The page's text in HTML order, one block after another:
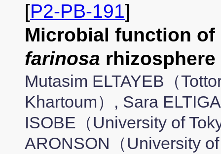
[P2-PB-191]
Microbial function
farinosa
Mutasim ELTAYEB（
Khartoum）, Sara
ISOBE（University of
ARONSON（University